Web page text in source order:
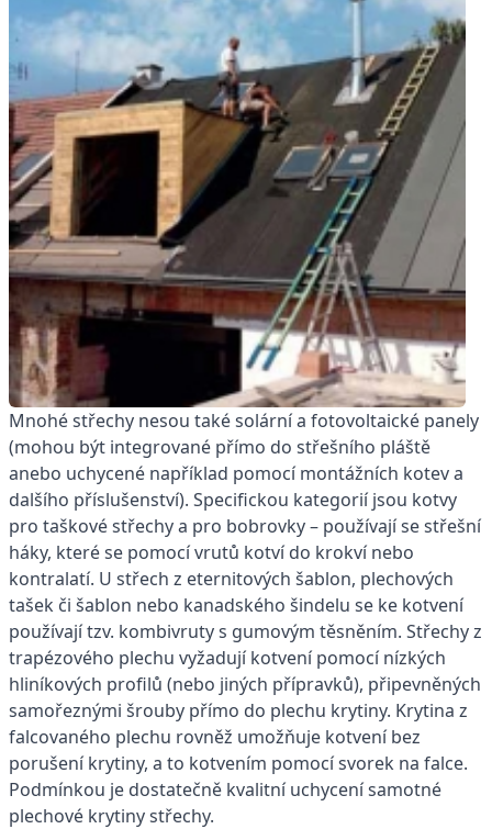
Mnohé střechy nesou také solární a fotovoltaické panely
(mohou být integrované přímo do střešního pláště
anebo uchycené například pomocí montážních kotev a
dalšího příslušenství). Specifickou kategorií jsou kotvy
pro taškové střechy a pro bobrovky – používají se střešní
háky, které se pomocí vrutů kotví do krokví nebo
kontralatí. U střech z eternitových šablon, plechových
tašek či šablon nebo kanadského šindelu se ke kotvení
používají tzv. kombivruty s gumovým těsněním. Střechy z
trapézového plechu vyžadují kotvení pomocí nízkých
hliníkových profilů (nebo jiných přípravků), připevněných
samořeznými šrouby přímo do plechu krytiny. Krytina z
falcovaného plechu rovněž umožňuje kotvení bez
porušení krytiny, a to kotvením pomocí svorek na falce.
Podmínkou je dostatečně kvalitní uchycení samotné
plechové krytiny střechy.